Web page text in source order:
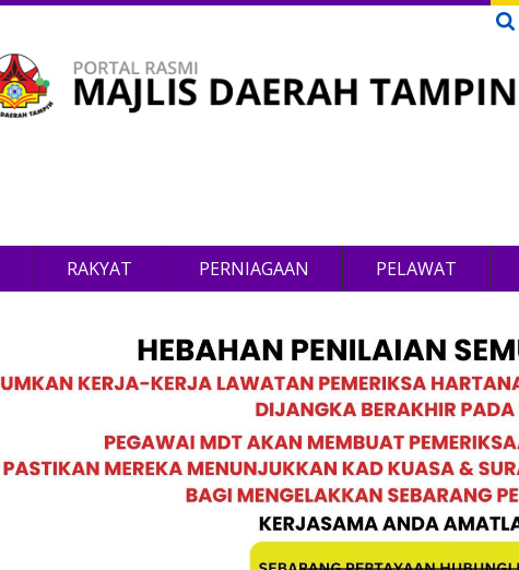
RAKYAT PERNIAGAAN PELAWAT